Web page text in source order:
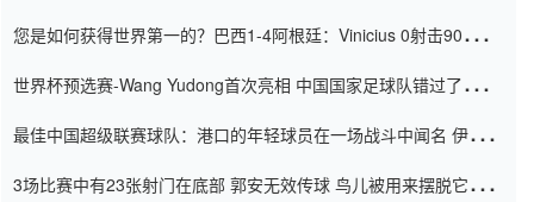
您是如何获得世界第一的？巴西1-4阿根廷：Vinicius 0射击90分钟
世界杯预选赛-Wang Yudong首次亮相 中国国家足球队错过了世界
最佳中国超级联赛球队：港口的年轻球员在一场战斗中闻名 伊万放
3场比赛中有23张射门在底部 郭安无效传球 鸟儿被用来摆脱它